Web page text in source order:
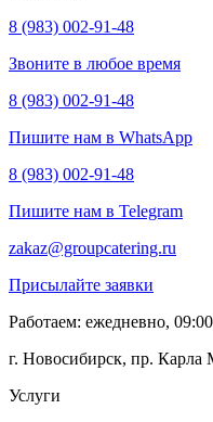
8 (983) 002-91-48
Звоните в любое время
8 (983) 002-91-48
Пишите нам в WhatsApp
8 (983) 002-91-48
Пишите нам в Telegram
zakaz@groupcatering.ru
Присылайте заявки
Работаем: ежедневно,
г. Новосибирск, пр. Карла
Услуги